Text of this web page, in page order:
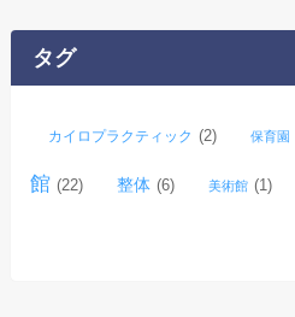
ブ
タグ
カイロプラクティック (2) 保育園
館 (22) 整体 (6) 美術館 (1)